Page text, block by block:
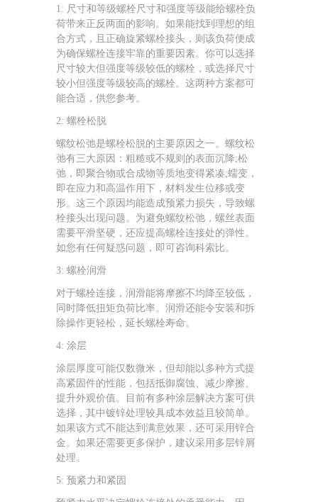
1: 尺寸和等级螺栓尺寸和强度等级能给螺栓负
荷带来正反两面的影响。如果能找到理想的组
合方式，且正确旋紧螺栓接头，则该负荷便成
为确保螺栓连接牢靠的重要因素。你可以选择
尺寸较大但强度等级较低的螺栓，或选择尺寸
较小但强度等级较高的螺栓。这两种方案都可
能合适，供您参考。
2: 螺栓松脱
螺纹松弛是螺栓松脱的主要原因之一。螺纹松
弛有三大原因：粗糙或不规则的表面沉降;松
弛，即聚合物或合成物等质地变得紧凑;蠕变，
即在应力和高温作用下，材料发生位移或变
形。这三个原因均能造成预紧力损失，导致螺
栓接头出现问题。为避免螺纹松弛，螺丝表面
需要平滑坚硬，还应提高螺栓连接处的弹性。
如您有任何疑惑问题，即可咨询科索比。
3: 螺栓润滑
对于螺栓连接，润滑能将摩擦不均降至较低，
同时降低扭矩负荷比率。润滑还能令安装和拆
除操作更轻松，延长螺栓寿命。
4: 涂层
涂层厚度可能仅数微米，但却能以多种方式提
高紧固件的性能，包括抵御腐蚀、减少摩擦、
提升外观价值。目前有多种涂层解决方案可供
选择，其中镀锌处理较具成本效益且较简单。
如果该方式不能达到满意效果，还可采用锌合
金。如果还需要更多保护，建议采用多层锌屑
处理。
5: 预紧力和紧固